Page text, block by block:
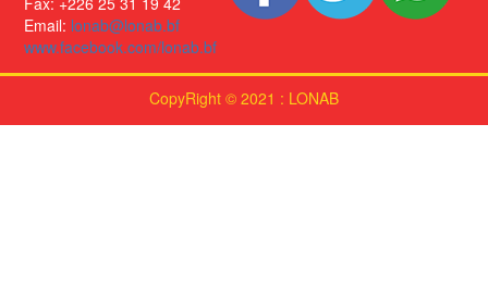
Email: lonab@lonab.bf
www.facebook.com/lonab.bf
CopyRight © 2021 : LONAB